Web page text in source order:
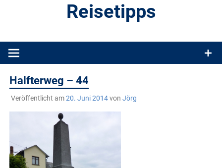
Reisetipps
Produkttests und Buchrezensionen. Ein Blog für alle, die gern
Halfterweg – 44
Veröffentlicht am20. Juni 2014von Jörg